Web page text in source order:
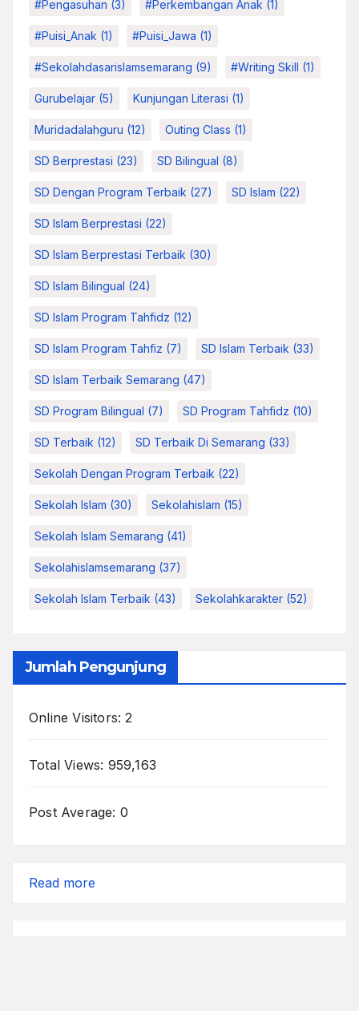
#pengasuhan (3) #Perkembangan Anak (1)
#Puisi_Anak (1) #Puisi_Jawa (1)
#sekolahdasarislamsemarang (9) #Writing Skill (1)
Gurubelajar (5) Kunjungan Literasi (1)
Muridadalahguru (12) Outing Class (1)
SD Berprestasi (23) SD Bilingual (8)
SD Dengan Program Terbaik (27) SD Islam (22)
SD Islam Berprestasi (22)
SD Islam Berprestasi Terbaik (30)
SD Islam Bilingual (24)
SD Islam Program Tahfidz (12)
SD Islam Program Tahfiz (7) SD Islam Terbaik (33)
SD Islam Terbaik Semarang (47)
SD Program Bilingual (7) SD Program Tahfidz (10)
SD Terbaik (12) SD Terbaik Di Semarang (33)
Sekolah Dengan Program Terbaik (22)
Sekolah Islam (30) Sekolahislam (15)
Sekolah Islam Semarang (41)
Sekolahislamsemarang (37)
Sekolah Islam Terbaik (43) Sekolahkarakter (52)
Jumlah Pengunjung
Online Visitors:2
Total Views: 959,163
Post Average: 0
Read more